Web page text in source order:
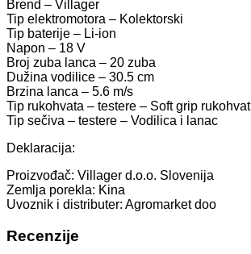
Brend – Villager
Tip elektromotora – Kolektorski
Tip baterije – Li-ion
Napon – 18 V
Broj zuba lanca – 20 zuba
Dužina vodilice – 30.5 cm
Brzina lanca – 5.6 m/s
Tip rukohvata – testere – Soft grip rukohvat
Tip sečiva – testere – Vodilica i lanac
Deklaracija:
Proizvođač: Villager d.o.o. Slovenija
Zemlja porekla: Kina
Uvoznik i distributer: Agromarket doo
Recenzije